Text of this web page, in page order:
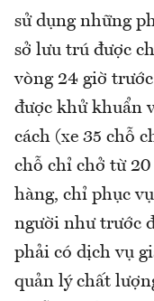
sử dụng những
sở lưu trú được
vòng 24 giờ
được khử khuẩn
cách (xe 35 chỗ
chỗ chỉ chở từ
hàng, chỉ phục
người như trước
phải có dịch vụ
quản lý chất